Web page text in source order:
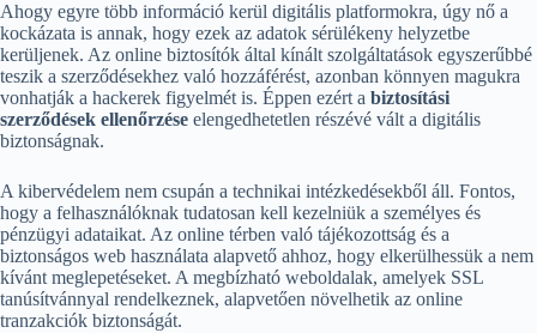
Ahogy egyre több információ kerül digitális platformokra, úgy nő a
kockázata is annak, hogy ezek az adatok sérülékeny helyzetbe
kerüljenek. Az online biztosítók által kínált szolgáltatások egyszerűbbé
teszik a szerződésekhez való hozzáférést, azonban könnyen magukra
vonhatják a hackerek figyelmét is. Éppen ezért a biztosítási
szerződések ellenőrzése elengedhetetlen részévé vált a digitális
biztonságnak.
A kibervédelem nem csupán a technikai intézkedésekből áll. Fontos,
hogy a felhasználóknak tudatosan kell kezelniük a személyes és
pénzügyi adataikat. Az online térben való tájékozottság és a
biztonságos web használata alapvető ahhoz, hogy elkerülhessük a nem
kívánt meglepetéseket. A megbízható weboldalak, amelyek SSL
tanúsítvánnyal rendelkeznek, alapvetően növelhetik az online
tranzakciók biztonságát.